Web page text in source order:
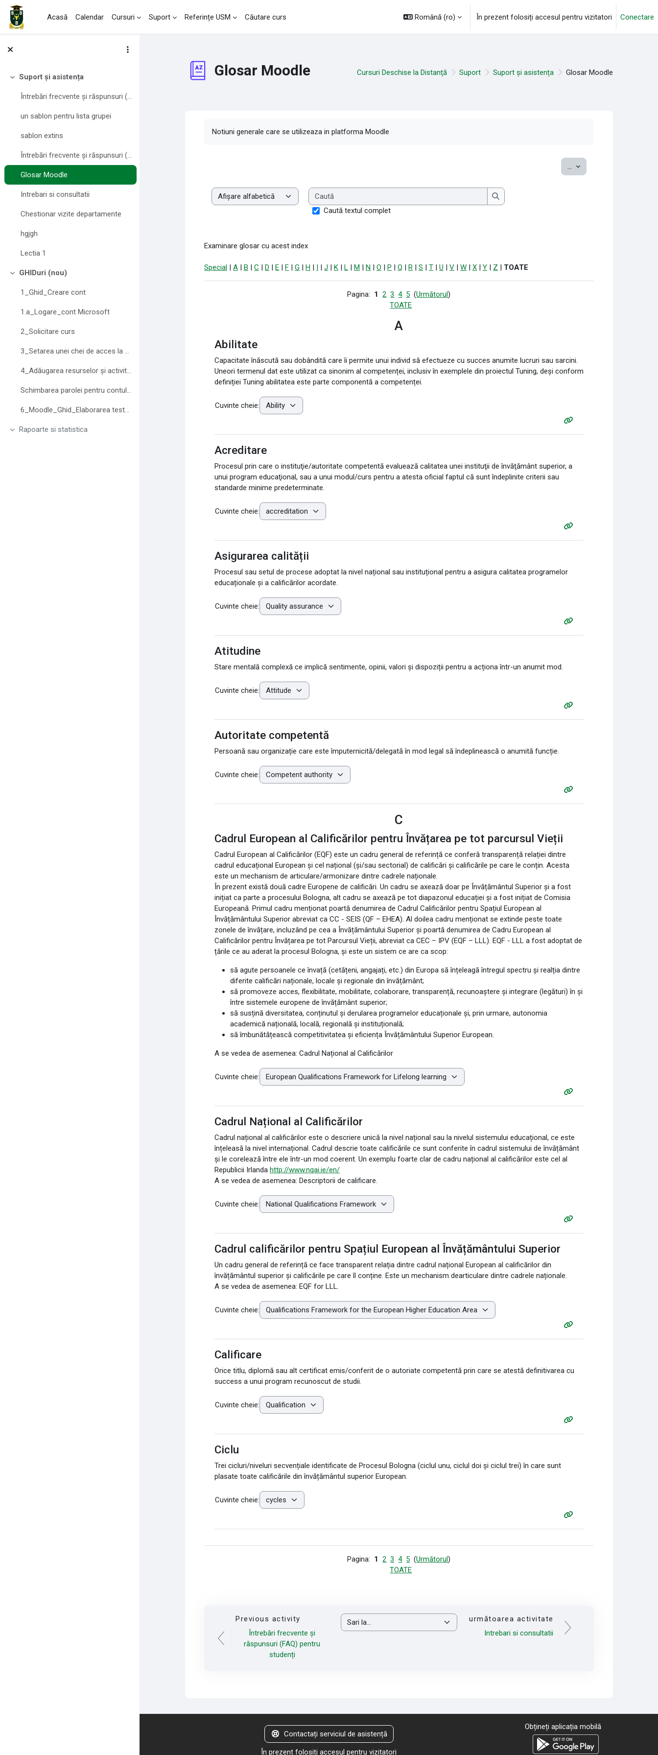
Sari la conţinutul principal
Acasă
Calendar Cursuri Suport Referințe USM Căutare curs Română ‎(ro)‎ În prezent folosiți accesul pentru vizitatori Conectare
Derulează
Suport și asistența
Întrebări frecvente și răspunsuri (FAQ) pentru profesori
un sablon pentru lista grupei
sablon extins
Întrebări frecvente și răspunsuri (FAQ) pentru studenți
Glosar Moodle
Intrebari si consultatii
Chestionar vizite departamente
hgjgh
Lectia 1
Derulează
GHIDuri (nou)
1_Ghid_Creare cont
1.a_Logare_cont Microsoft
2_Solicitare curs
3_Setarea unei chei de acces la curs
4_Adăugarea resurselor și activităților
Schimbarea parolei pentru contul Moodle
6_Moodle_Ghid_Elaborarea testelor
Derulează
Rapoarte si statistica
Glosar Moodle Cursuri Deschise la Distanţă Suport Suport și asistența Glosar Moodle
Notiuni generale care se utilizeaza in platforma Moodle
... Exportați noțiuni
Examinare glosar cu acest index
Caută
Caută
Caută textul complet
Examinare glosar cu acest index
Special |A |B |C |D |E |F |G |H | I |J |K |L |M |N |O |P |Q |R |S |T |U |V |W |X |Y | Z | TOATE
Pagina: 1 2 3 4 5 (Următorul)
TOATE
A
Abilitate
Capacitate înăscută sau dobândită care îi permite unui individ să efectueze cu succes anumite lucruri sau sarcini.
Uneori termenul dat este utilizat ca sinonim al competenței, inclusiv în exemplele din proiectul Tuning, deși conform
definiției Tuning abilitatea este parte componentă a competenței.
Cuvinte cheie:
Acreditare
Procesul prin care o instituţie/autoritate competentă evaluează calitatea unei instituţii de învăţământ superior, a
unui program educaţional, sau a unui modul/curs pentru a atesta oficial faptul că sunt îndeplinite criterii sau
standarde minime predeterminate.
Cuvinte cheie:
Asigurarea calității
Procesul sau setul de procese adoptat la nivel național sau instituțional pentru a asigura calitatea programelor
educaționale și a calificărilor acordate.
Cuvinte cheie:
Atitudine
Stare mentală complexă ce implică sentimente, opinii, valori și dispoziții pentru a acționa într-un anumit mod.
Cuvinte cheie:
Autoritate competentă
Persoană sau organizație care este împuternicită/delegată în mod legal să îndeplinească o anumită funcție.
Cuvinte cheie:
C
Cadrul European al Calificărilor pentru Învățarea pe tot parcursul Vieții
Cadrul European al Calificărilor (EQF) este un cadru general de referință ce conferă transparență relației dintre
cadrul educațional European și cel național (și/sau sectorial) de calificări și calificările pe care le conțin. Acesta
este un mechanism de articulare/armonizare dintre cadrele naționale.
În prezent există două cadre Europene de calificări. Un cadru se axează doar pe Învățământul Superior și a fost
inițiat ca parte a procesului Bologna, alt cadru se axează pe tot diapazonul educației și a fost inițiat de Comisia
Europeană. Primul cadru menționat poartă denumirea de Cadrul Calificărilor pentru Spațiul European al
Învățământului Superior abreviat ca CC - SEIS (QF – EHEA). Al doilea cadru menționat se extinde peste toate
zonele de învățare, incluzând pe cea a Învățământului Superior și poartă denumirea de Cadru European al
Calificărilor pentru Învățarea pe tot Parcursul Vieții, abreviat ca CEC – IPV (EQF – LLL). EQF - LLL a fost adoptat de
țările ce au aderat la procesul Bologna, și este un sistem ce are ca scop:
să agute persoanele ce învață (cetățeni, angajați, etc.) din Europa să înțeleagă întregul spectru și realția dintre
diferite calificări naționale, locale și regionale din învățământ;
să promoveze acces, flexibilitate, mobilitate, colaborare, transparență, recunoaștere și integrare (legături) în și
între sistemele europene de învățământ superior;
să susțină diversitatea, conținutul și derularea programelor educaționale și, prin urmare, autonomia
academică națională, locală, regională și instituțională;
să îmbunătățească competitivitatea și eficiența Învățământului Superior European.
A se vedea de asemenea: Cadrul Național al Calificărilor
Cuvinte cheie:
Cadrul Național al Calificărilor
Cadrul național al calificărilor este o descriere unică la nivel național sau la nivelul sistemului educațional, ce este
înțeleasă la nivel internațional. Cadrul descrie toate calificările ce sunt conferite în cadrul sistemului de învățământ
și le corelează între ele într-un mod coerent. Un exemplu foarte clar de cadru național al calificărilor este cel al
Republicii Irlanda http://www.nqai.ie/en/
A se vedea de asemenea: Descriptorii de calificare.
Cuvinte cheie:
Cadrul calificărilor pentru Spațiul European al Învățământului Superior
Un cadru general de referință ce face transparent relația dintre cadrul național European al calificărilor din
învățământul superior și calificările pe care îl conține. Este un mechanism dearticulare dintre cadrele naționale.
A se vedea de asemenea: EQF for LLL.
Cuvinte cheie:
Calificare
Orice titlu, diplomă sau alt certificat emis/conferit de o autoriate competentă prin care se atestă definitivarea cu
success a unui program recunoscut de studii.
Cuvinte cheie:
Ciclu
Trei cicluri/niveluri secvențiale identificate de Procesul Bologna (ciclul unu, ciclul doi și ciclul trei) în care sunt
plasate toate calificările din învățământul superior European.
Cuvinte cheie:
Pagina: 1 2 3 4 5 (Următorul)
TOATE
Previous activity
Întrebări frecvente și
răspunsuri (FAQ) pentru
studenți
Sari la...
următoarea activitate
Intrebari si consultatii
Contactați serviciul de asistență
În prezent folosiți accesul pentru vizitatori
Obțineți aplicația mobilă